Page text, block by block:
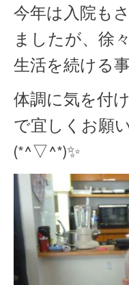
今年は入院も
ましたが、徐
生活を続ける
体調に気を付
で宜しくお願
(*^▽^*)✨